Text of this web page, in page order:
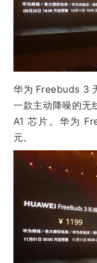
华为 Freebuds 3
一款主动降噪的无
A1 芯片。华为
元。